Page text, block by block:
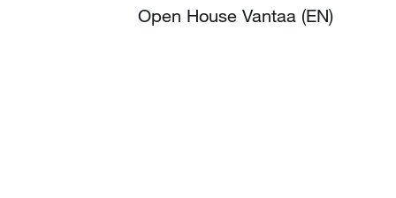
Open House Vantaa (EN)